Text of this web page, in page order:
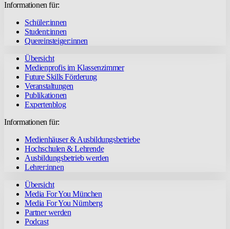
Informationen für:
Schüler:innen
Student:innen
Quereinsteiger:innen
Übersicht
Medienprofis im Klassenzimmer
Future Skills Förderung
Veranstaltungen
Publikationen
Expertenblog
Informationen für:
Medienhäuser & Ausbildungsbetriebe
Hochschulen & Lehrende
Ausbildungsbetrieb werden
Lehrer:innen
Übersicht
Media For You München
Media For You Nürnberg
Partner werden
Podcast